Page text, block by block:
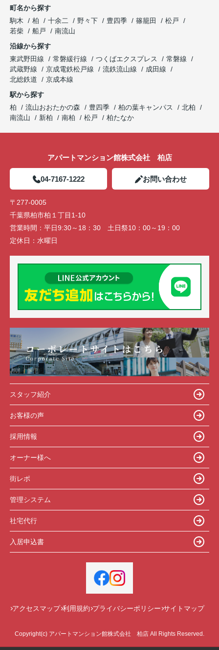
町名から探す
駒木
柏 十余二 野々下 豊四季 篠籠田
松戸
若柴
船戸
南流山
沿線から探す
東武野田線
常磐緩行線 つくばエクスプレス
常磐線
武蔵野線
京成電鉄松戸線 流鉄流山線
成田線
北総鉄道
京成本線
駅から探す
柏
流山おおたかの森 豊四季 柏の葉キャンパス
北柏
南流山
新柏 南柏 松戸 柏たなか
アパートマンション館株式会社 柏店
04-7167-1222 お問い合わせ
〒277-0005
千葉県柏市柏１丁目1-10
営業時間： 平日9:30～18：30 土日祭10：00～19：00
定休日： 水曜日
スタッフ紹介
お客様の声
採用情報
オーナー様へ
街レポ
管理システム
社宅代行
入居申込書
アクセスマップ 利用規約 プライバシーポリシー サイトマップ
Copyright(c) アパートマンション館株式会社 柏店 All Rights Reserved.